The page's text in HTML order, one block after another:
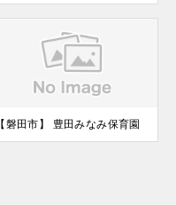
【磐田市】 豊田みなみ保育園